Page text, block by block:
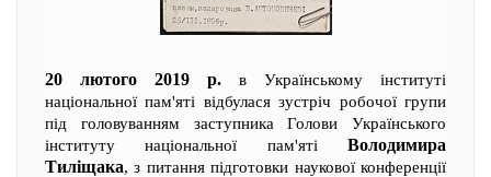
20 лютого 2019 р. в Українському інституті
національної пам'яті відбулася зустріч робочої групи
під головуванням заступника Голови Українського
інституту національної пам'яті Володимира
Тиліщака, з питання підготовки наукової конференції